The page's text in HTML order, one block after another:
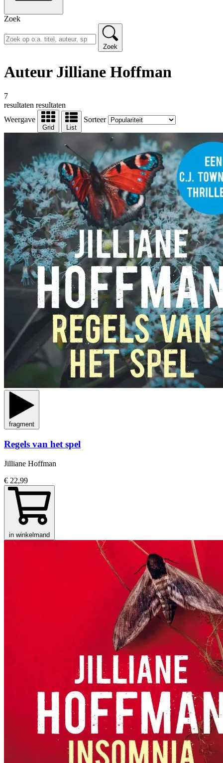
Zoek
Zoek
Auteur Jilliane Hoffman
7
resultaten resultaten
Weergave
Grid List
Sorteer
fragment
Regels van het spel
Jilliane Hoffman
€ 22,99
in winkelmand